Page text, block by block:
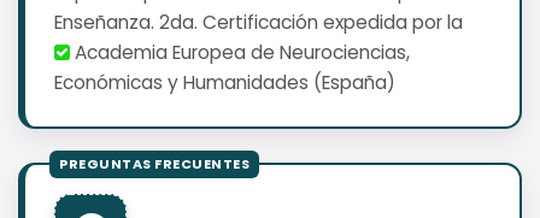
Enseñanza. 2da. Certificación expedida por la
Academia Europea de Neurociencias,
Económicas y Humanidades (España)